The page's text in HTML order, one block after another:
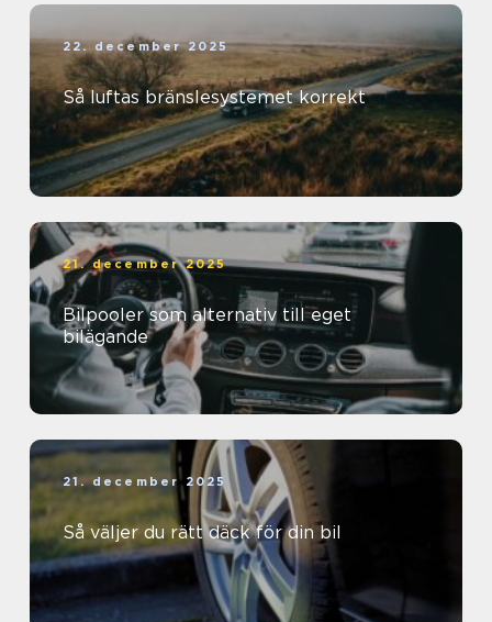
22. december 2025
Så luftas bränslesystemet korrekt
21. december 2025
Bilpooler som alternativ till eget
bilägande
21. december 2025
Så väljer du rätt däck för din bil